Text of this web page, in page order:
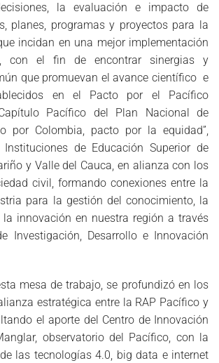
la evaluación e impacto de
planes, programas y proyectos para la
incidan en una mejor implementación
con el fin de encontrar sinergias y
que promuevan el avance científico e
en el Pacto por el Pacífico
Pacífico del Plan Nacional de
por Colombia, pacto por la equidad”,
de Educación Superior de
y Valle del Cauca, en alianza con los
civil, formando conexiones entre la
para la gestión del conocimiento, la
innovación en nuestra región a través
Investigación, Desarrollo e Innovación
mesa de trabajo, se profundizó en los
estratégica entre la RAP Pacífico y
el aporte del Centro de Innovación
observatorio del Pacífico, con la
las tecnologías 4.0, big data e internet